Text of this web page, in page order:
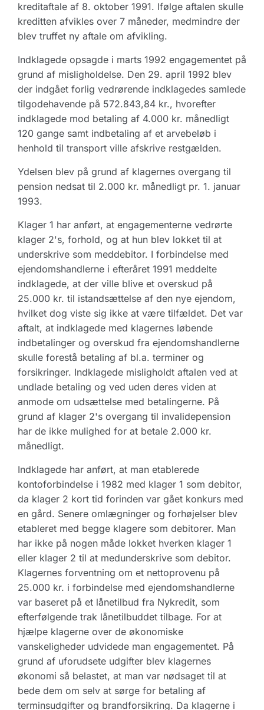
kreditaftale af 8. oktober 1991. Ifølge aftalen skulle
kreditten afvikles over 7 måneder, medmindre der
blev truffet ny aftale om afvikling.
Indklagede opsagde i marts 1992 engagementet på
grund af misligholdelse. Den 29. april 1992 blev
der indgået forlig vedrørende indklagedes samlede
tilgodehavende på 572.843,84 kr., hvorefter
indklagede mod betaling af 4.000 kr. månedligt
120 gange samt indbetaling af et arvebeløb i
henhold til transport ville afskrive restgælden.
Ydelsen blev på grund af klagernes overgang til
pension nedsat til 2.000 kr. månedligt pr. 1. januar
1993.
Klager 1 har anført, at engagementerne vedrørte
klager 2's, forhold, og at hun blev lokket til at
underskrive som meddebitor. I forbindelse med
ejendomshandlerne i efteråret 1991 meddelte
indklagede, at der ville blive et overskud på
25.000 kr. til istandsættelse af den nye ejendom,
hvilket dog viste sig ikke at være tilfældet. Det var
aftalt, at indklagede med klagernes løbende
indbetalinger og overskud fra ejendomshandlerne
skulle forestå betaling af bl.a. terminer og
forsikringer. Indklagede misligholdt aftalen ved at
undlade betaling og ved uden deres viden at
anmode om udsættelse med betalingerne. På
grund af klager 2's overgang til invalidepension
har de ikke mulighed for at betale 2.000 kr.
månedligt.
Indklagede har anført, at man etablerede
kontoforbindelse i 1982 med klager 1 som debitor,
da klager 2 kort tid forinden var gået konkurs med
en gård. Senere omlægninger og forhøjelser blev
etableret med begge klagere som debitorer. Man
har ikke på nogen måde lokket hverken klager 1
eller klager 2 til at medunderskrive som debitor.
Klagernes forventning om et nettoprovenu på
25.000 kr. i forbindelse med ejendomshandlerne
var baseret på et lånetilbud fra Nykredit, som
efterfølgende trak lånetilbuddet tilbage. For at
hjælpe klagerne over de økonomiske
vanskeligheder udvidede man engagementet. På
grund af uforudsete udgifter blev klagernes
økonomi så belastet, at man var nødsaget til at
bede dem om selv at sørge for betaling af
terminsudgifter og brandforsikring. Da klagerne i